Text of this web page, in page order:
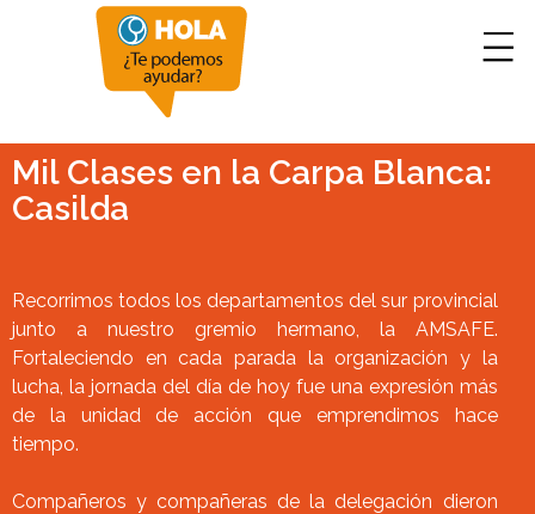
Mil Clases en la Carpa Blanca:
Casilda
Recorrimos todos los departamentos del sur provincial
junto a nuestro gremio hermano, la AMSAFE.
Fortaleciendo en cada parada la organización y la
lucha, la jornada del día de hoy fue una expresión más
de la unidad de acción que emprendimos hace
tiempo.
Compañeros y compañeras de la delegación dieron